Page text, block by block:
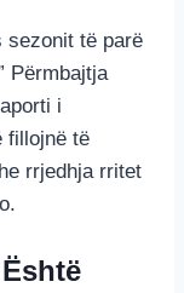
sezonit të parë
Përmbajtja
i
fillojnë të
rrjedhja rritet